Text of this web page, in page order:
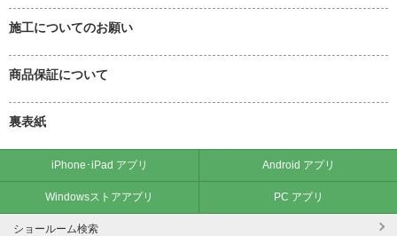
施工についてのお願い
商品保証について
裏表紙
iPhone･iPad アプリ Android アプリ
Windowsストアアプリ PC アプリ
ショールーム検索